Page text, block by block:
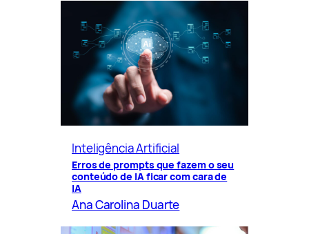
Inteligência Artificial
Erros de prompts que fazem o seu
conteúdo de IA ficar com cara de
IA
Ana Carolina Duarte